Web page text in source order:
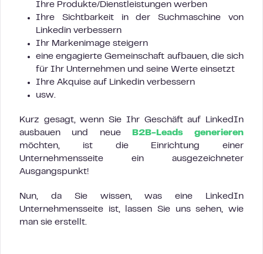
Ihre Produkte/Dienstleistungen werben
Ihre Sichtbarkeit in der Suchmaschine von
Linkedin verbessern
Ihr Markenimage steigern
eine engagierte Gemeinschaft aufbauen, die sich
für Ihr Unternehmen und seine Werte einsetzt
Ihre Akquise auf Linkedin verbessern
usw.
Kurz gesagt, wenn Sie Ihr Geschäft auf LinkedIn
ausbauen und neue
B2B-Leads generieren
möchten, ist die Einrichtung einer
Unternehmensseite ein ausgezeichneter
Ausgangspunkt!
Nun, da Sie wissen, was eine LinkedIn
Unternehmensseite ist, lassen Sie uns sehen, wie
man sie erstellt.